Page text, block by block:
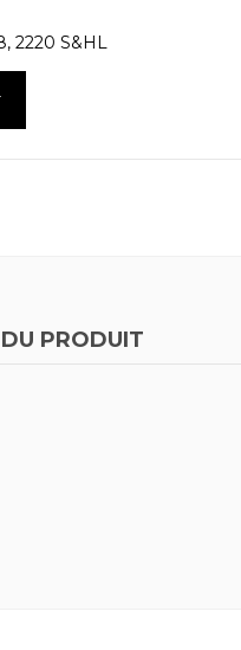
2220 S&HL
PRODUIT